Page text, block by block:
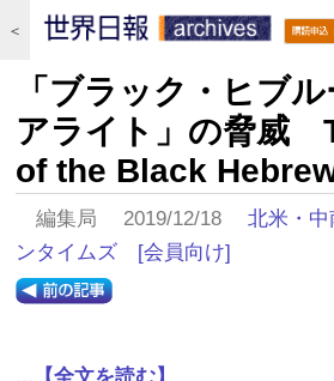
＜
「ブラック・ヒブ
アライト」の脅威
of the Black
編集局 2019/12/18北米・中
ンタイムズ
[会員向け]